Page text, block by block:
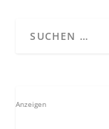
Anzeigen